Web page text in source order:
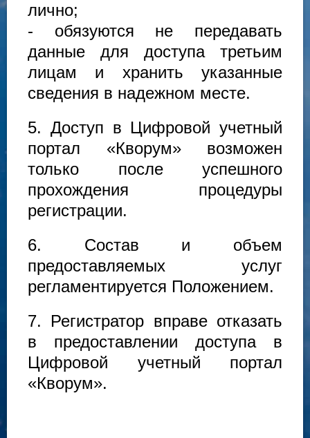
лично;
- обязуются не передавать
данные для доступа третьим
лицам и хранить указанные
сведения в надежном месте.
5. Доступ в Цифровой учетный
портал «Кворум» возможен
только после успешного
прохождения процедуры
регистрации.
6. Состав и объем
предоставляемых услуг
регламентируется Положением.
7. Регистратор вправе отказать
в предоставлении доступа в
Цифровой учетный портал
«Кворум».